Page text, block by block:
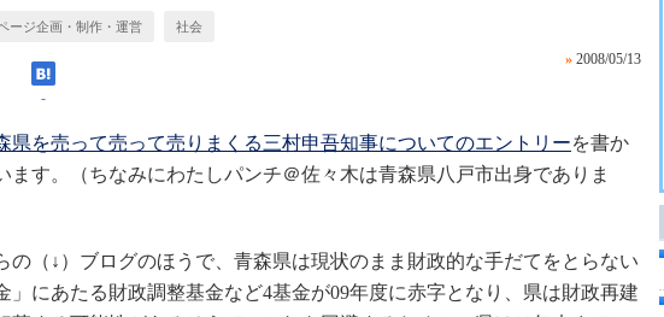
ージ企画・制作・運営 社会
» 2008/05/13
-
県を売って売って売りまくる三村申吾知事についてのエントリーを書か
ます。（ちなみにわたしパンチ＠佐々木は青森県八戸市出身でありま
の（↓）ブログのほうで、青森県は現状のまま財政的な手だてをとらない
」にあたる財政調整基金など4基金が09年度に赤字となり、県は財政再建